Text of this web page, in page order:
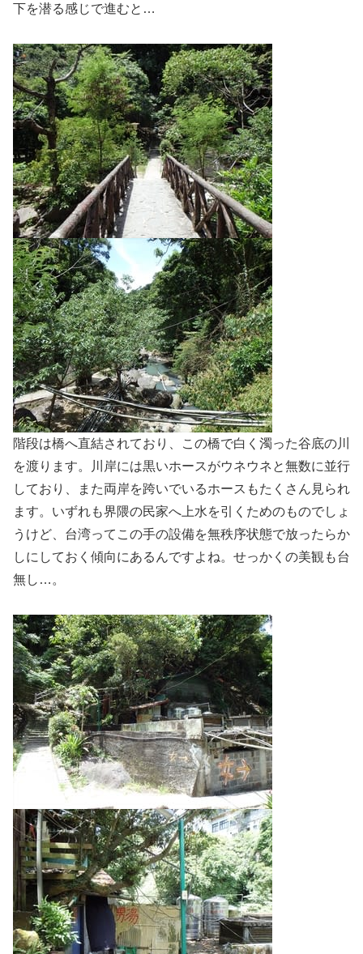
下を潜る感じで進むと…
階段は橋へ直結されており、この橋で白く濁った谷底の川
を渡ります。川岸には黒いホースがウネウネと無数に並行
しており、また両岸を跨いでいるホースもたくさん見られ
ます。いずれも界隈の民家へ上水を引くためのものでしょ
うけど、台湾ってこの手の設備を無秩序状態で放ったらか
しにしておく傾向にあるんですよね。せっかくの美観も台
無し…。